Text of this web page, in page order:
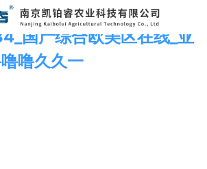
产综合国服瑶_亚洲乱码中
国产综合欧美区在线_亚
噜久久一
加工設(shè)備
加工設(shè)備
等種子精選加工設(shè)備